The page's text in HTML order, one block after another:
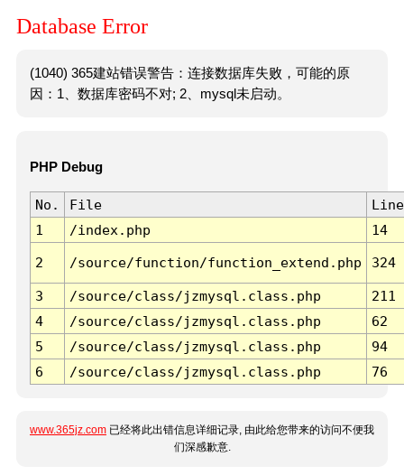
Database Error
(1040) 365建站错误警告：连接数据库失败，可能的原
因：1、数据库密码不对; 2、mysql未启动。
PHP Debug
No. File
Line
1
/index.php 14
2 /source/function/function_extend.php 324
3 /source/class/jzmysql.class.php
211
4
/source/class/jzmysql.class.php
62
5
/source/class/jzmysql.class.php
94
6
/source/class/jzmysql.class.php 76
www.365jz.com 已经将此出错信息详细记录, 由此给您带来的访问不便我
们深感歉意.